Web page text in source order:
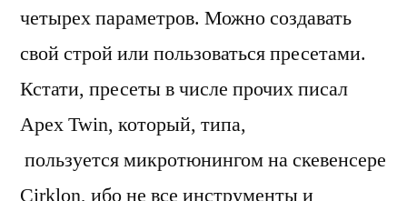
четырех параметров. Можно создавать
свой строй или пользоваться пресетами.
Кстати, пресеты в числе прочих писал
Apex Twin, который, типа,
пользуется микротюнингом на скевенсере
Cirklon, ибо не все инструменты и